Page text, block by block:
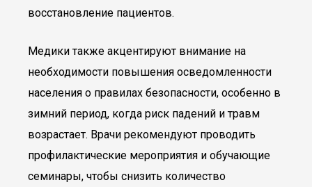
восстановление пациентов.
Медики также акцентируют внимание на
необходимости повышения осведомленности
населения о правилах безопасности, особенно в
зимний период, когда риск падений и травм
возрастает. Врачи рекомендуют проводить
профилактические мероприятия и обучающие
семинары, чтобы снизить количество